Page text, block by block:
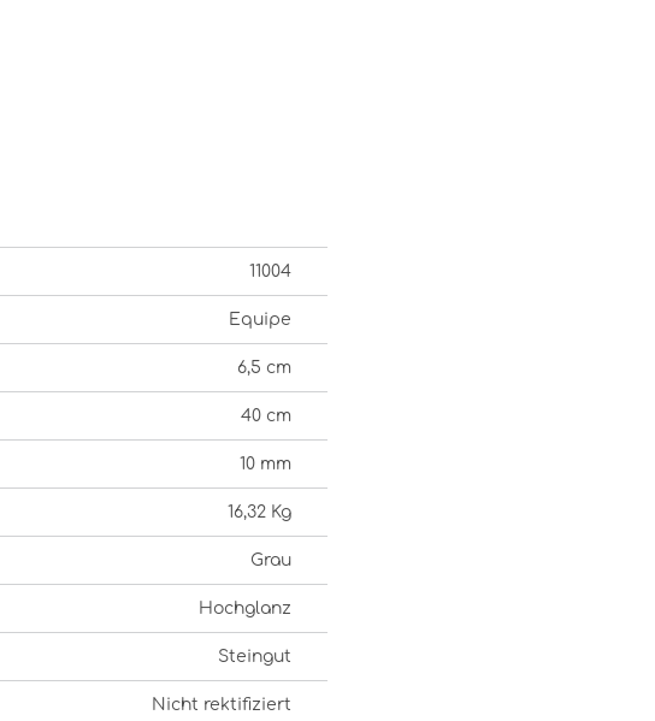
11004
Equipe
6,5 cm
40 cm
10 mm
16,32 Kg
Grau
Hochglanz
Steingut
Nicht rektifiziert